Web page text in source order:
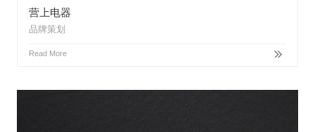
营上电器
品牌策划
Read More